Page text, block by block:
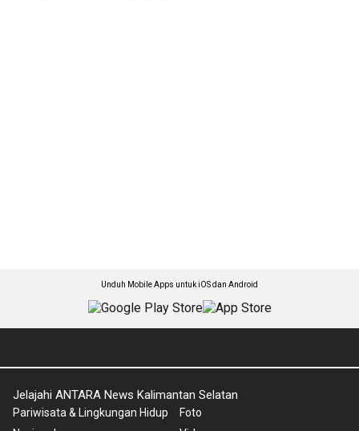
Unduh Mobile Apps untuk iOS dan Android
Jelajahi ANTARA News Kalimantan Selatan
Pariwisata & Lingkungan Hidup
Foto